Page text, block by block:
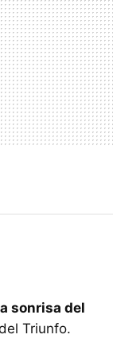
sonrisa del
Triunfo.